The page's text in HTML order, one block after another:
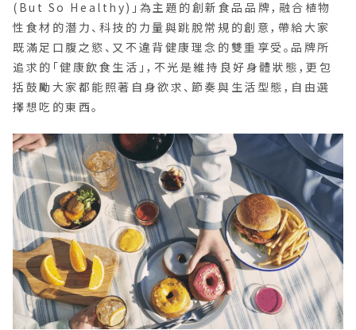
(But So Healthy)」為主題的創新食品品牌，融合植物
性食材的潛力、科技的力量與跳脫常規的創意，帶給大家
既滿足口腹之慾、又不違背健康理念的雙重享受。品牌所
追求的「健康飲食生活」，不光是維持良好身體狀態，更包
括鼓勵大家都能照著自身欲求、節奏與生活型態，自由選
擇想吃的東西。